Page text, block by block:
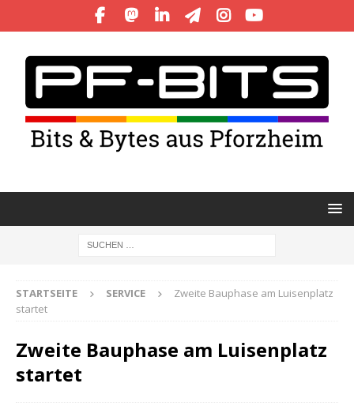
STARTSEITE SERVICE
Zweite Bauphase am Luisenplatz
startet
Zweite Bauphase am Luisenplatz
startet